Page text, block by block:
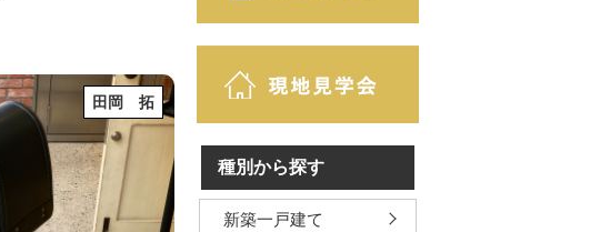
田岡 拓
種別から探す
新築一戸建て